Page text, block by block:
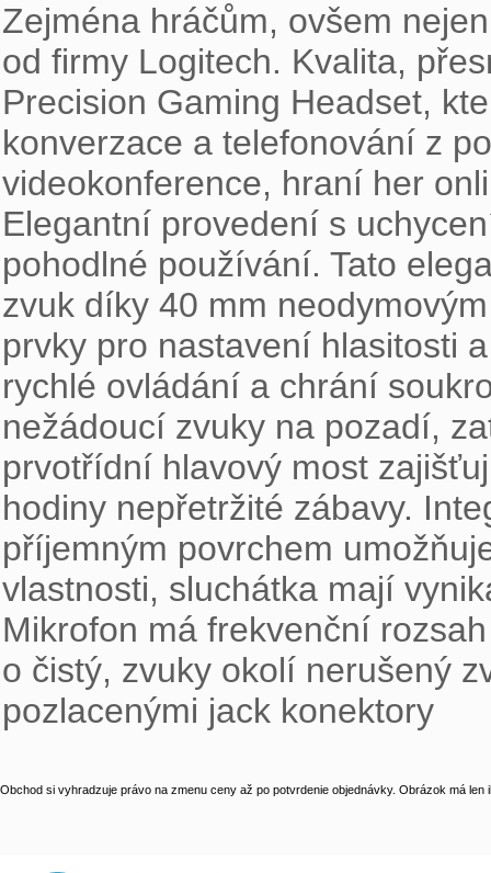
Zejména hráčům, ovšem
od firmy Logitech. Kvalita,
Precision Gaming Headset,
konverzace a telefonování z
videokonference, hraní her
Elegantní provedení s
pohodlné používání. Tato
zvuk díky 40 mm
prvky pro nastavení hlasitosti
rychlé ovládání a chrání
nežádoucí zvuky na pozadí,
prvotřídní hlavový most
hodiny nepřetržité zábavy.
příjemným povrchem
vlastnosti, sluchátka mají
Mikrofon má frekvenční
o čistý, zvuky okolí nerušený
pozlacenými jack konektory
Obchod si vyhradzuje právo na zmenu ceny až po potvrdenie objednávky. Obrázok má len